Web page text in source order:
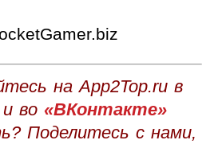
на App2Top.ru в
и во «ВКонтакте»
Поделитесь с нами,